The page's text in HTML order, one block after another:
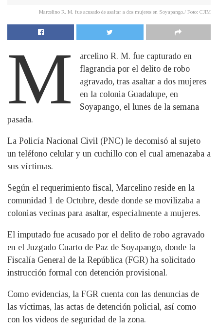
Marcelino R. M. fue acusado de asaltar a dos mujeres en Soyapango./ Foto: CJIM
M
arcelino R. M. fue capturado en
flagrancia por el delito de robo
agravado, tras asaltar a dos mujeres
en la colonia Guadalupe, en
Soyapango, el lunes de la semana
pasada.
La Policía Nacional Civil (PNC) le decomisó al sujeto
un teléfono celular y un cuchillo con el cual amenazaba a
sus víctimas.
Según el requerimiento fiscal, Marcelino reside en la
comunidad 1 de Octubre, desde donde se movilizaba a
colonias vecinas para asaltar, especialmente a mujeres.
El imputado fue acusado por el delito de robo agravado
en el Juzgado Cuarto de Paz de Soyapango, donde la
Fiscalía General de la República (FGR) ha solicitado
instrucción formal con detención provisional.
Como evidencias, la FGR cuenta con las denuncias de
las víctimas, las actas de detención policial, así como
con los videos de seguridad de la zona.